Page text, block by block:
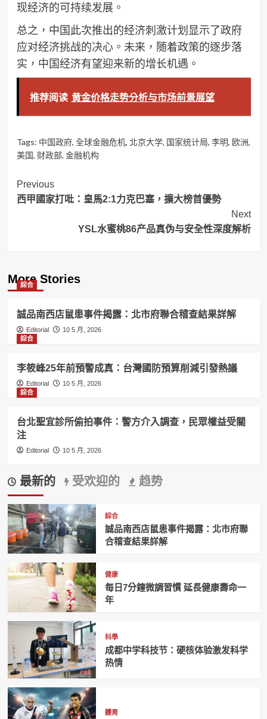
现经济的可持续发展。
总之，中国此次推出的经济刺激计划显示了政府
应对经济挑战的决心。未来，随着政策的逐步落
实，中国经济有望迎来新的增长机遇。
推荐阅读 黄金价格走势分析与市场前景展望
Tags: 中国政府, 全球金融危机, 北京大学, 国家统计局, 李明, 欧洲,
美国, 财政部, 金融机构
Post
Navigation
Previous
西甲國家打吡：皇馬2:1力克巴塞，擴大榜首優勢
Next
YSL水蜜桃86产品真伪与安全性深度解析
More Stories
綜合
誠品南西店鼠患事件揭露：北市府聯合稽查結果詳解
Editorial
10 5 月, 2026
綜合
李筱峰25年前預警成真：台灣國防預算削減引發熱議
Editorial
10 5 月, 2026
綜合
台北聖宜診所偷拍事件：警方介入調查，民眾權益受關
注
Editorial 10 5 月, 2026
最新的 受欢迎的 趋势
綜合
誠品南西店鼠患事件揭露：北市府聯
合稽查結果詳解
健康
每日7分鐘微調習慣 延長健康壽命一
年
科學
成都中学科技节：硬核体验激发科学
热情
體育